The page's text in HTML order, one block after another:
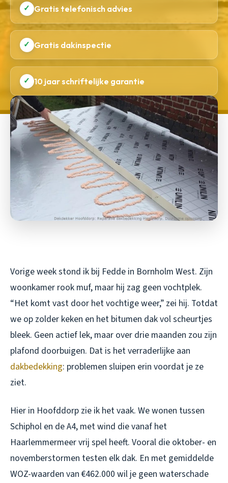
✓ Gratis telefonisch advies
✓ Gratis dakinspectie
✓ 10 jaar schriftelijke garantie
Vorige week stond ik bij Fedde in Bornholm West. Zijn
woonkamer rook muf, maar hij zag geen vochtplek.
“Het komt vast door het vochtige weer,” zei hij. Totdat
we op zolder keken en het bitumen dak vol scheurtjes
bleek. Geen actief lek, maar over drie maanden zou zijn
plafond doorbuigen. Dat is het verraderlijke aan
dakbedekking: problemen sluipen erin voordat je ze
ziet.
Hier in Hoofddorp zie ik het vaak. We wonen tussen
Schiphol en de A4, met wind die vanaf het
Haarlemmermeer vrij spel heeft. Vooral die oktober- en
novemberstormen testen elk dak. En met gemiddelde
WOZ-waarden van €462.000 wil je geen waterschade